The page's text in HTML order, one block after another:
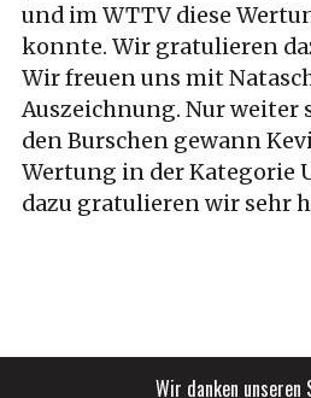
und im WTTV diese
konnte. Wir gratulieren
Wir freuen uns mit
Auszeichnung. Nur weiter
den Burschen gewann
Wertung in der Kategorie
dazu gratulieren wir sehr
Wir danken unseren